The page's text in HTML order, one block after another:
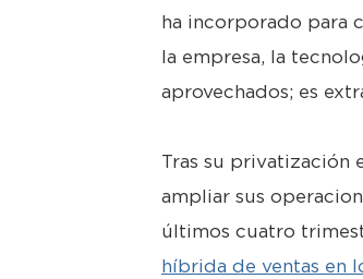
ha incorporado para
la empresa, la
aprovechados; es
Tras su privatización
ampliar sus
últimos cuatro
híbrida de ventas en